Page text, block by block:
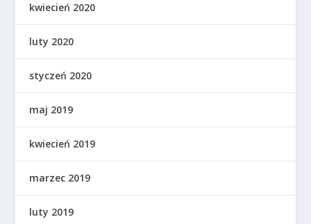
kwiecień 2020
luty 2020
styczeń 2020
maj 2019
kwiecień 2019
marzec 2019
luty 2019